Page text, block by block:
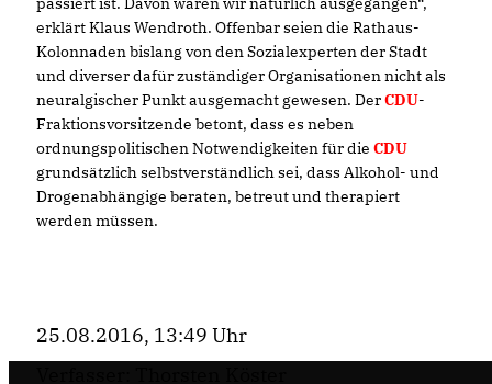
erklärt Klaus Wendroth. Offenbar seien die Rathaus-
Kolonnaden bislang von den Sozialexperten der Stadt
und diverser dafür zuständiger Organisationen nicht als
neuralgischer Punkt ausgemacht gewesen. DerCDU-
Fraktionsvorsitzende betont, dass es neben
ordnungspolitischen Notwendigkeiten für die CDU
grundsätzlich selbstverständlich sei, dass Alkohol- und
Drogenabhängige beraten, betreut und therapiert
werden müssen.
25.08.2016, 13:49 Uhr